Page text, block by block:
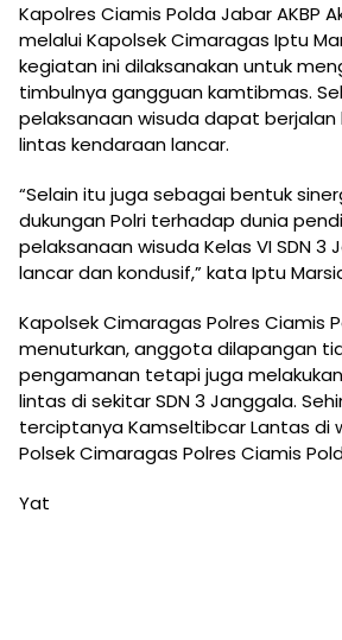
Kapolres Ciamis Polda Jabar AKBP
melalui Kapolsek Cimaragas Iptu
kegiatan ini dilaksanakan untuk
timbulnya gangguan kamtibmas.
pelaksanaan wisuda dapat berjalan
lintas kendaraan lancar.
“Selain itu juga sebagai bentuk
dukungan Polri terhadap dunia
pelaksanaan wisuda Kelas VI SDN 3
lancar dan kondusif,” kata Iptu
Kapolsek Cimaragas Polres Ciamis
menuturkan, anggota dilapangan
pengamanan tetapi juga
lintas di sekitar SDN 3 Janggala.
terciptanya Kamseltibcar Lantas di
Polsek Cimaragas Polres Ciamis
Yat